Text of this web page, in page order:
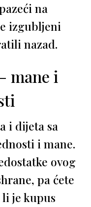
na
izgubljeni
nazad.
mane i
i dijeta sa
i mane.
ovog
pa ćete
je kupus